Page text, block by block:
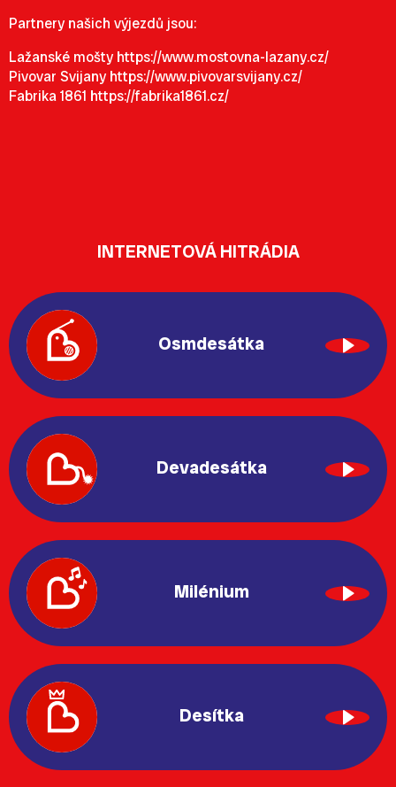
Partnery našich výjezdů jsou:
Lažanské mošty https://www.mostovna-lazany.cz/
Pivovar Svijany https://www.pivovarsvijany.cz/
Fabrika 1861 https://fabrika1861.cz/
INTERNETOVÁ HITRÁDIA
Osmdesátka
Devadesátka
Milénium
Desítka